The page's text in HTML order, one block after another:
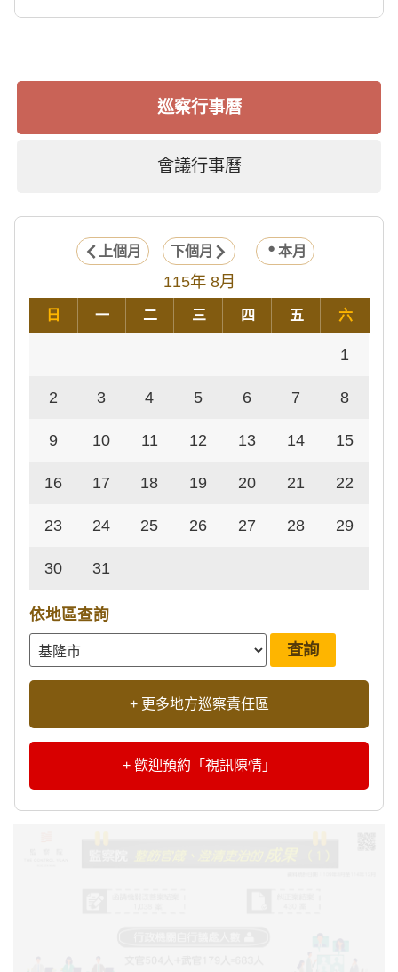
巡察行事曆
會議行事曆
上個月 下個月 本月
115年 8月
日 一 二 三 四 五 六
1
2 3 4 5 6 7 8
9 10 11 12 13 14 15
16 17 18 19 20 21 22
23 24 25 26 27 28 29
30 31
依地區查詢
+ 更多地方巡察責任區
+ 歡迎預約「視訊陳情」